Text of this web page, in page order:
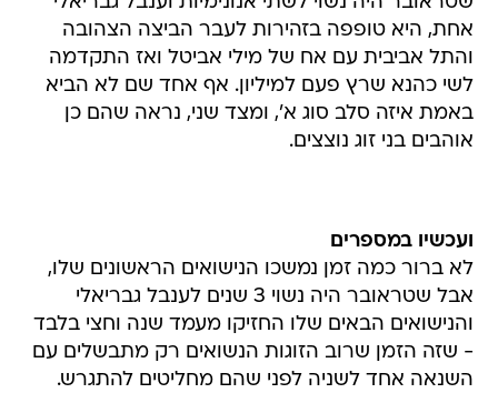
אחת, היא טופפה בזהירות לעבר הביצה הצהובה
והתל אביבית עם אח של מילי אביטל ואז התקדמה
לשי כהנא שרץ פעם למיליון. אף אחד שם לא הביא
באמת איזה סלב סוג א', ומצד שני, נראה שהם כן
אוהבים בני זוג נוצצים.
ועכשיו במספרים
לא ברור כמה זמן נמשכו הנישואים הראשונים שלו,
אבל שטראובר היה נשוי 3 שנים לענבל גבריאלי
והנישואים הבאים שלו החזיקו מעמד שנה וחצי בלבד
- שזה הזמן שרוב הזוגות הנשואים רק מתבשלים עם
השנאה אחד לשניה לפני שהם מחליטים להתגרש.